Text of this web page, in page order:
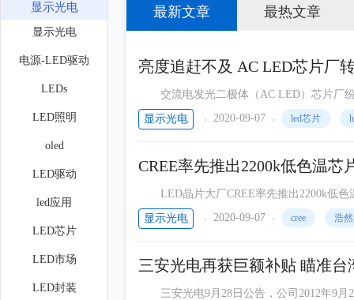
最新文章 最热文章
亮度追赶不及 AC LED芯片厂
交流电发光二极体（AC LED）芯片厂纷
破之下，亮度迟迟追赶不及传统直流电（
显示光电 2020-09-07 led芯片
CREE率先推出2200k低色温芯
LED晶片大厂CREE率先推出2200k低色
（Aeon LighTIng Technology Inc.） 两千多
显示光电 2020-09-07 cree 浩
三安光电再获巨额补贴 瞄准台
三安光电9月28日公告，公司2012年9月
显示光电
显示光电
电源-LED驱动
LEDs
LED照明
oled
LED驱动
led应用
LED芯片
LED市场
LED封装